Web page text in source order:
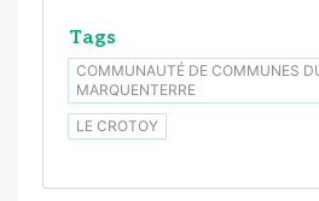
Tags
COMMUNAUTÉ DE COMMUNES
MARQUENTERRE
LE CROTOY